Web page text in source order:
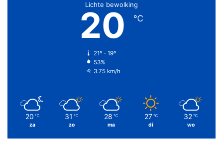
Lichte bewolking
20 ℃
21º - 19º
53%
3.75 km/h
20 ℃
za
31 ℃
zo
28 ℃
ma
27 ℃
di
32 ℃
wo